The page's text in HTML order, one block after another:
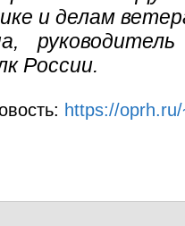
и делам
России.
https://